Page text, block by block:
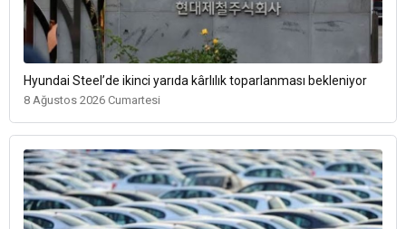
Hyundai Steel’de ikinci yarıda kârlılık toparlanması bekleniyor
8 Ağustos 2026 Cumartesi